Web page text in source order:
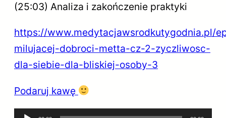
(25:03) Analiza i zakończenie praktyki
https://www.medytacjawsrodkutygodnia.pl/
milujacej-dobroci-metta-cz-2-zyczliwosc-
dla-siebie-dla-bliskiej-osoby-3
Podaruj kawę